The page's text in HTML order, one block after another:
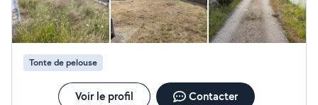
Tonte de pelouse
Voir le profil Contacter